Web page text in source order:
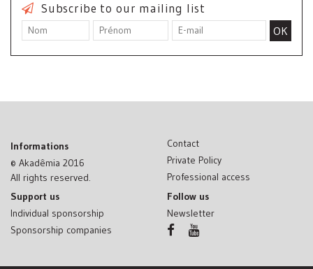
Subscribe to our mailing list
Informations
© Akadêmia 2016
All rights reserved.
Contact
Private Policy
Professional access
Support us
Individual sponsorship
Sponsorship companies
Follow us
Newsletter